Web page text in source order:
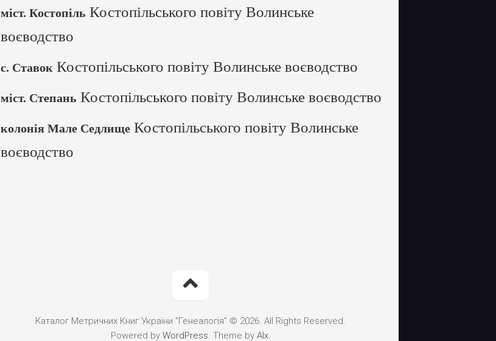
міст. Костопіль Костопільського повіту Волинське
воєводство
с. Ставок Костопільського повіту Волинське воєводство
міст. Степань Костопільського повіту Волинське воєводство
колонія Мале Седлище Костопільського повіту Волинське
воєводство
Каталог Метричних Книг України "Генеалогія" © 2026. All Rights Reserved.
Powered by WordPress. Theme by Alx.